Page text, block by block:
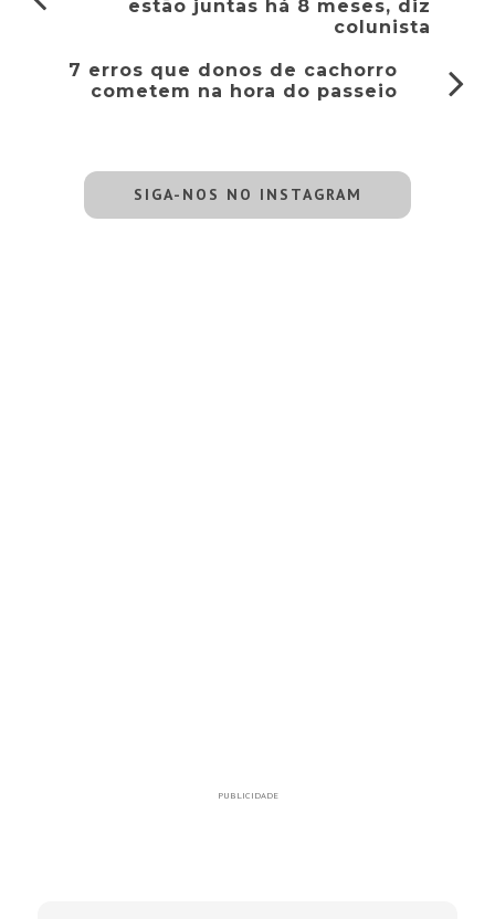
estão juntas há 8 meses, diz
colunista
7 erros que donos de cachorro
cometem na hora do passeio
SIGA-NOS NO INSTAGRAM
PUBLICIDADE